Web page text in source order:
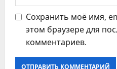
Сохранить моё имя,
этом браузере для
комментариев.